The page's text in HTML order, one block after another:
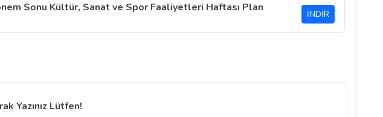
Sonu Kültür, Sanat ve Spor Faaliyetleri Haftası Plan
İNDİR
Yazınız Lütfen!